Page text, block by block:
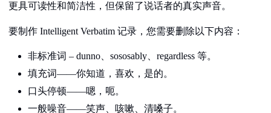
更具可读性和简洁性，但保留了说话者的真实声音。
要制作 Intelligent Verbatim 记录，您需要删除以下内容：
非标准词 – dunno、sososably、regardless 等。
填充词——你知道，喜欢，是的。
口头停顿——嗯，呃。
一般噪音——笑声、咳嗽、清嗓子。